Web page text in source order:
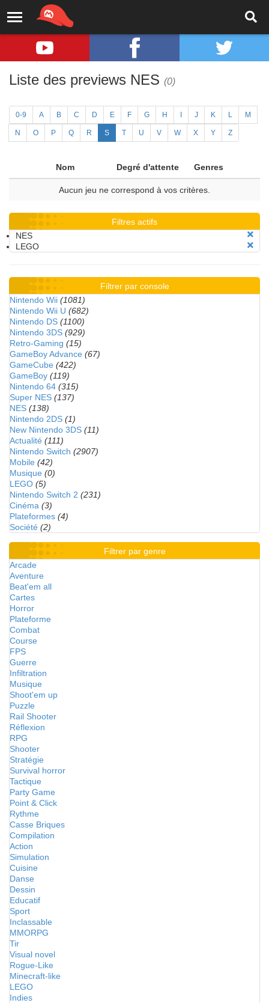
Liste des previews NES (0)
0-9 A B C D E F G H J K L M
N O P Q R S T U V W X Y Z
Nom Degré d'attente Genres
Aucun jeu ne correspond à vos critères.
Filtres actifs
NES
LEGO
Filtrer par console
Nintendo Wii (1081)
Nintendo Wii U (682)
Nintendo DS (1100)
Nintendo 3DS (929)
Retro-Gaming (15)
GameBoy Advance (67)
GameCube (422)
GameBoy (119)
Nintendo 64 (315)
Super NES (137)
NES (138)
Nintendo 2DS (1)
New Nintendo 3DS (11)
Actualité (111)
Nintendo Switch (2907)
Mobile (42)
Musique (0)
LEGO (5)
Nintendo Switch 2 (231)
Cinéma (3)
Plateformes (4)
Société (2)
Filtrer par genre
Arcade
Aventure
Beat'em all
Cartes
Horror
Plateforme
Combat
Course
FPS
Guerre
Infiltration
Musique
Shoot'em up
Puzzle
Rail Shooter
Réflexion
RPG
Shooter
Stratégie
Survival horror
Tactique
Party Game
Point & Click
Rythme
Casse Briques
Compilation
Action
Simulation
Cuisine
Danse
Dessin
Educatif
Sport
Inclassable
MMORPG
Tir
Visual novel
Rogue-Like
Minecraft-like
LEGO
Indies